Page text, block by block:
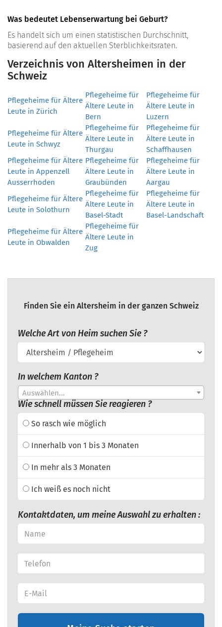
Was bedeutet Lebenserwartung bei Geburt?
Es handelt sich um einen statistischen Durchschnitt,
basierend auf den aktuellen Sterblichkeitsraten.
Verzeichnis von Altersheimen in der
Schweiz
Pflegeheime für Ältere
Leute in Zürich
Pflegeheime für
Ältere Leute in
Bern
Pflegeheime für
Ältere Leute in
Luzern
Pflegeheime für Ältere
Leute in Schwyz
Pflegeheime für
Ältere Leute in
Thurgau
Pflegeheime für
Ältere Leute in
Schaffhausen
Pflegeheime für Ältere
Leute in Appenzell
Ausserrhoden
Pflegeheime für
Ältere Leute in
Graubünden
Pflegeheime für
Ältere Leute in
Aargau
Pflegeheime für Ältere
Leute in Solothurn
Pflegeheime für
Ältere Leute in
Basel-Stadt
Pflegeheime für
Ältere Leute in
Basel-Landschaft
Pflegeheime für Ältere
Leute in Obwalden
Pflegeheime für
Ältere Leute in
Zug
Finden Sie ein Altersheim in der ganzen Schweiz
Welche Art von Heim suchen Sie ?
In welchem Kanton ?
Auswählen...
Wie schnell müssen Sie reagieren ?
So rasch wie möglich
Innerhalb von 1 bis 3 Monaten
In mehr als 3 Monaten
Ich weiß es noch nicht
Kontaktdaten, um meine Auswahl zu erhalten :